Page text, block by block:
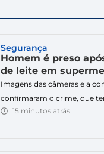
Segurança
Homem é preso
de leite em
Imagens das câmeras e a
confirmaram o crime, que
flagrante. Um homem foi
15 minutos atrás